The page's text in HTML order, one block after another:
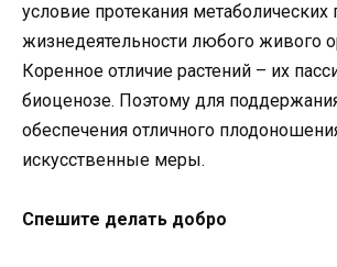
условие протекания метаболических
жизнедеятельности любого живого
Коренное отличие растений – их
биоценозе. Поэтому для
обеспечения отличного
искусственные меры.
Спешите делать добро